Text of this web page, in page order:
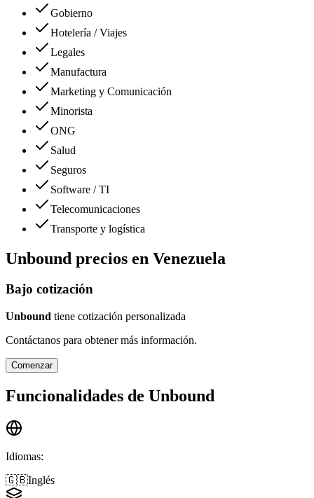
Gobierno
Hotelería / Viajes
Legales
Manufactura
Marketing y Comunicación
Minorista
ONG
Salud
Seguros
Software / TI
Telecomunicaciones
Transporte y logística
Unbound precios en Venezuela
Bajo cotización
Unbound tiene cotización personalizada
Contáctanos para obtener más información.
Comenzar
Funcionalidades de Unbound
Idiomas:
🇬🇧Inglés